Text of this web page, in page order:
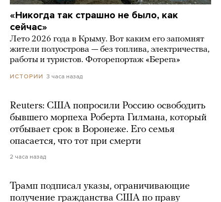
«Никогда так страшно не было, как
сейчас»
Лето 2026 года в Крыму. Вот каким его запомнят
жители полуострова — без топлива, электричества,
работы и туристов. Фоторепортаж «Берега»
ИСТОРИИ 3 часа назад
Reuters: США попросили Россию освободить
бывшего морпеха Роберта Гилмана, который
отбывает срок в Воронеже. Его семья
опасается, что тот при смерти
2 часа назад
Трамп подписал указы, ограничивающие
получение гражданства США по праву